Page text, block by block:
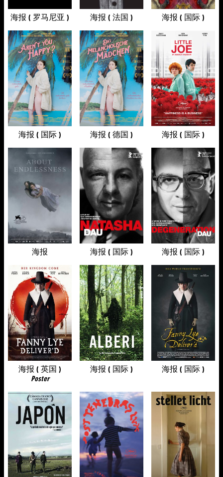
海报 ( 罗马尼亚 ) 海报 ( 法国 ) 海报 ( 国际 )
海报 ( 国际 ) 海报 ( 德国 ) 海报 ( 国际 )
海报 海报 ( 国际 ) 海报 ( 国际 )
海报 ( 英国 )
Poster
海报 ( 国际 ) 海报 ( 国际 )